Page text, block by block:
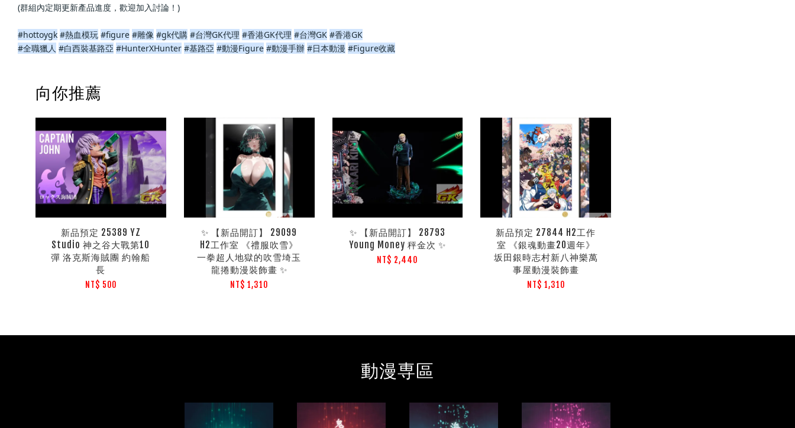
(群組內定期更新產品進度，歡迎加入討論！)
#hottoygk #熱血模玩 #figure #雕像 #gk代購 #台灣GK代理 #香港GK代理 #台灣GK #香港GK
#全職獵人 #白西裝基路亞 #HunterXHunter #基路亞 #動漫Figure #動漫手辦 #日本動漫 #Figure收藏
向你推薦
新品預定 25389 YZ
Studio 神之谷大戰第10
彈 洛克斯海賊團 約翰船
長
NT$ 500
✨ 【新品開訂】 29099
H2工作室 《禮服吹雪》
一拳超人地獄的吹雪埼玉
龍捲動漫裝飾畫 ✨
NT$ 1,310
✨ 【新品開訂】 28793
Young Money 秤金次 ✨
NT$ 2,440
新品預定 27844 H2工作
室 《銀魂動畫20週年》
坂田銀時志村新八神樂萬
事屋動漫裝飾畫
NT$ 1,310
動漫専區